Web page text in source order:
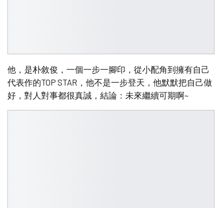
他，是朴敘俊，一個一步一腳印，從小配角到擁有自己
代表作的TOP STAR，他不是一步登天，他默默把自己做
好，對人對事都很真誠，結論：未來繼續可期啊~